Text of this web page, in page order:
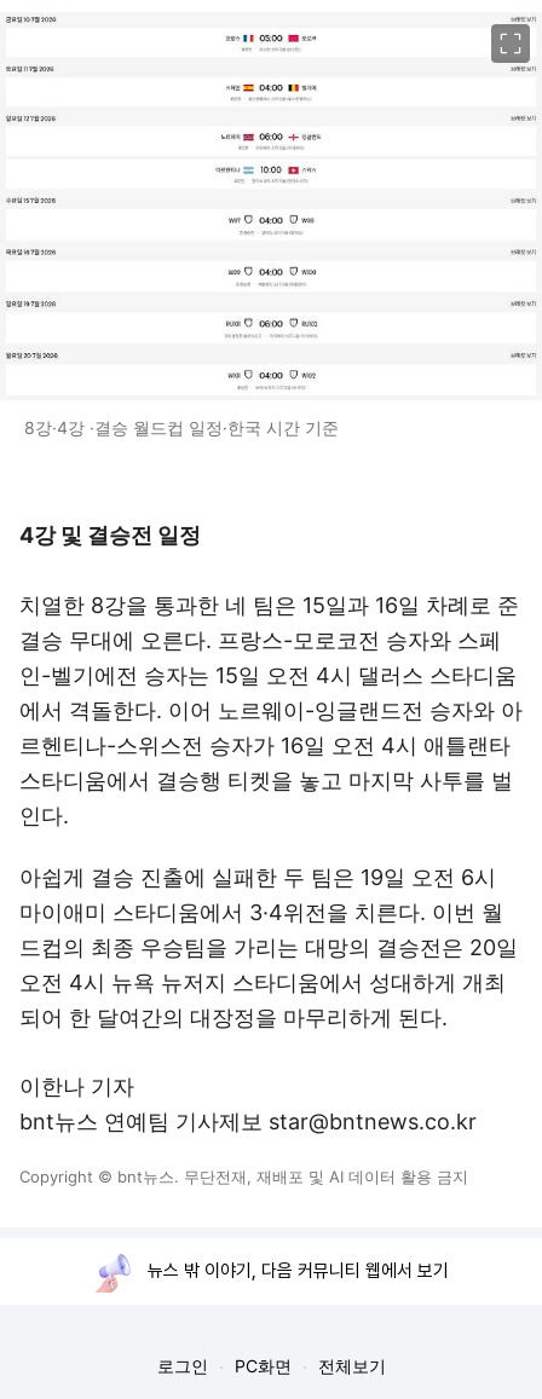
8강·4강 ·결승 월드컵 일정·한국 시간 기준
4강 및 결승전 일정
치열한 8강을 통과한 네 팀은 15일과 16일 차례로 준
결승 무대에 오른다. 프랑스-모로코전 승자와 스페
인-벨기에전 승자는 15일 오전 4시 댈러스 스타디움
에서 격돌한다. 이어 노르웨이-잉글랜드전 승자와 아
르헨티나-스위스전 승자가 16일 오전 4시 애틀랜타
스타디움에서 결승행 티켓을 놓고 마지막 사투를 벌
인다.
아쉽게 결승 진출에 실패한 두 팀은 19일 오전 6시
마이애미 스타디움에서 3·4위전을 치른다. 이번 월
드컵의 최종 우승팀을 가리는 대망의 결승전은 20일
오전 4시 뉴욕 뉴저지 스타디움에서 성대하게 개최
되어 한 달여간의 대장정을 마무리하게 된다.
이한나 기자
bnt뉴스 연예팀 기사제보 star@bntnews.co.kr
Copyright © bnt뉴스. 무단전재, 재배포 및 AI 데이터 활용 금지
뉴스 밖 이야기, 다음 커뮤니티 웹에서 보기
로그인 PC화면 전체보기